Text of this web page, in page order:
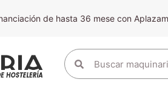
de hasta 36 mese con